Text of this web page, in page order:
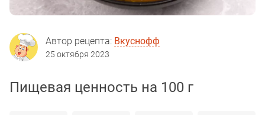
Автор рецепта: Вкуснофф
25 октября 2023
Пищевая ценность на 100 г